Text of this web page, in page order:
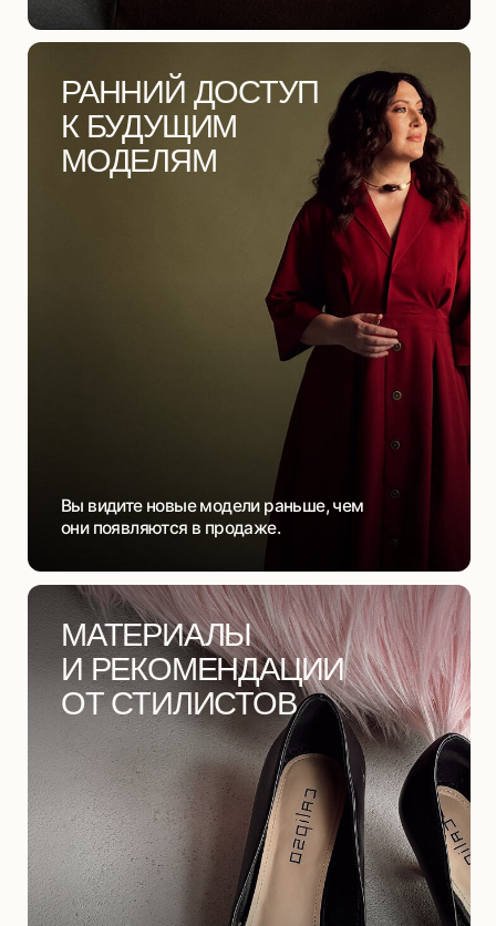
Вы видите новые модели раньше, чем
они появляются в продаже.
Только для участниц клуба рекомендации
от стилистов, разборы и готовые решения для
образов. Готовые чек-листы и гайды, которые
помогут составить готовые образы и создать
ВОЗМОЖНОСТЬ
УЧАСТВОВАТЬ
В РАЗВИТИИ
БРЕНДА